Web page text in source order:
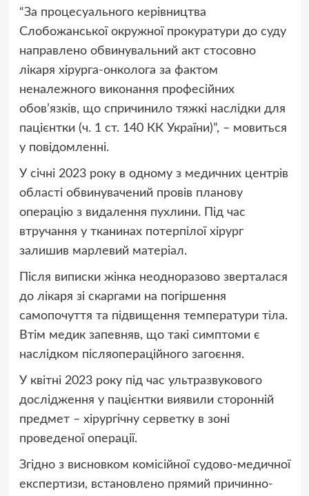
“За процесуального керівництва
Слобожанської окружної прокуратури до суду
направлено обвинувальний акт стосовно
лікаря хірурга-онколога за фактом
неналежного виконання професійних
обов’язків, що спричинило тяжкі наслідки для
пацієнтки (ч. 1 ст. 140 КК України)”, – мовиться
у повідомленні.
У січні 2023 року в одному з медичних центрів
області обвинувачений провів планову
операцію з видалення пухлини. Під час
втручання у тканинах потерпілої хірург
залишив марлевий матеріал.
Після виписки жінка неодноразово зверталася
до лікаря зі скаргами на погіршення
самопочуття та підвищення температури тіла.
Втім медик запевняв, що такі симптоми є
наслідком післяопераційного загоєння.
У квітні 2023 року під час ультразвукового
дослідження у пацієнтки виявили сторонній
предмет – хірургічну серветку в зоні
проведеної операції.
Згідно з висновком комісійної судово-медичної
експертизи, встановлено прямий причинно-